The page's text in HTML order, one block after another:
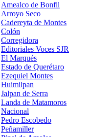
Amealco de Bonfil
Arroyo Seco
Cadereyta de Montes
Colón
Corregidora
Editoriales Voces SJR
El Marqués
Estado de Querétaro
Ezequiel Montes
Huimilpan
Jalpan de Serra
Landa de Matamoros
Nacional
Pedro Escobedo
Peñamiller